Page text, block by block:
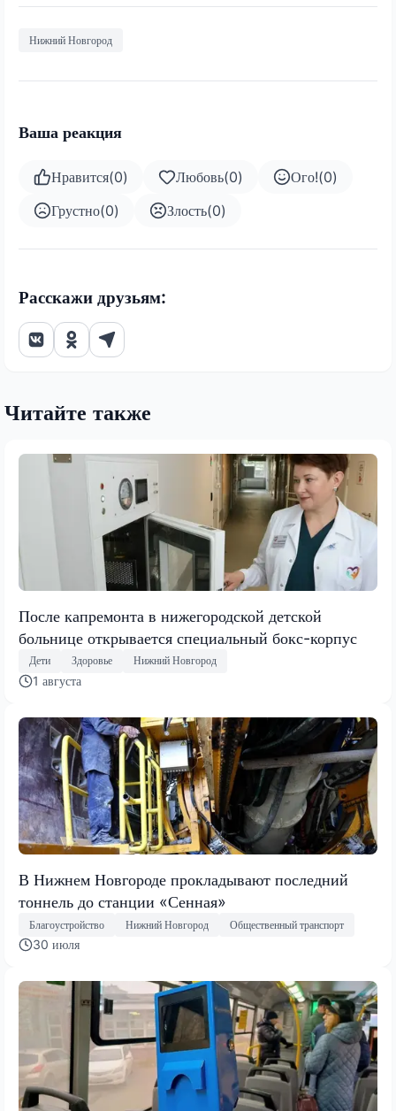
Нижний Новгород
Ваша реакция
Нравится(0) Любовь(0) Ого!(0)
Грустно(0) Злость(0)
Расскажи друзьям:
Читайте также
После капремонта в нижегородской детской
больнице открывается специальный бокс-корпус
Дети Здоровье Нижний Новгород
1 августа
В Нижнем Новгороде прокладывают последний
тоннель до станции «Сенная»
Благоустройство Нижний Новгород Общественный транспорт
30 июля